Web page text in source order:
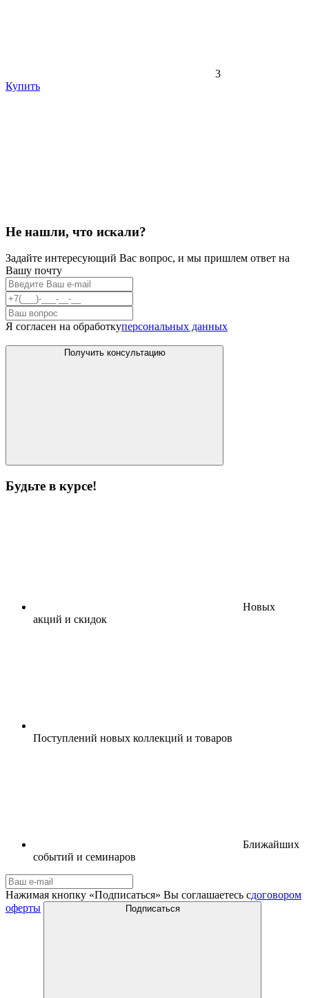
3
Купить
Не нашли, что искали?
Задайте интересующий Вас вопрос, и мы пришлем ответ на
Вашу почту
Я согласен на обработкуперсональных данных
Получить консультацию
Будьте в курсе!
Новых
акций и скидок
Поступлений новых коллекций и товаров
Ближайших
событий и семинаров
Нажимая кнопку «Подписаться» Вы соглашаетесь сдоговором
оферты
Подписаться